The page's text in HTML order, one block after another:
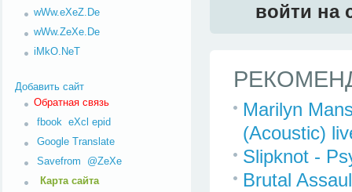
войти на
Marilyn
(Acoustic)
Slipknot -
Brutal
wWw.eXeZ.De
wWw.ZeXe.De
iMkO.NeT
Добавить сайт
Обратная связь
fbook eXcl epid
Google Translate
Savefrom @ZeXe
Карта сайта